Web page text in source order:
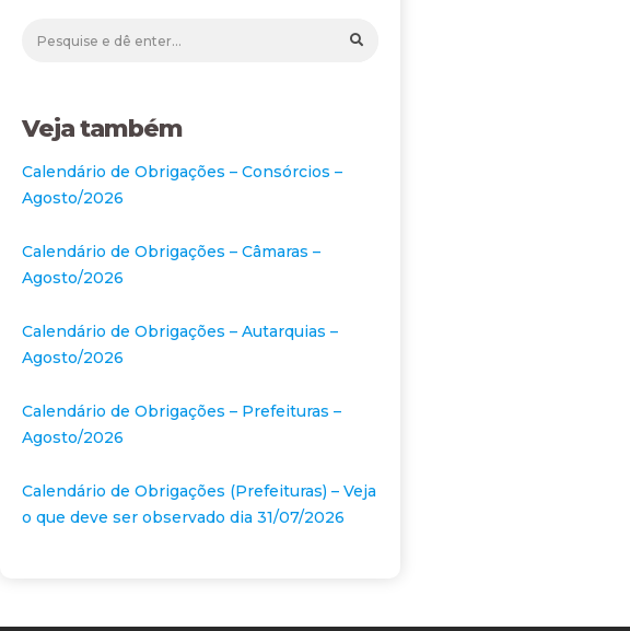
Veja também
Calendário de Obrigações – Consórcios –
Agosto/2026
Calendário de Obrigações – Câmaras –
Agosto/2026
Calendário de Obrigações – Autarquias –
Agosto/2026
Calendário de Obrigações – Prefeituras –
Agosto/2026
Calendário de Obrigações (Prefeituras) – Veja
o que deve ser observado dia 31/07/2026